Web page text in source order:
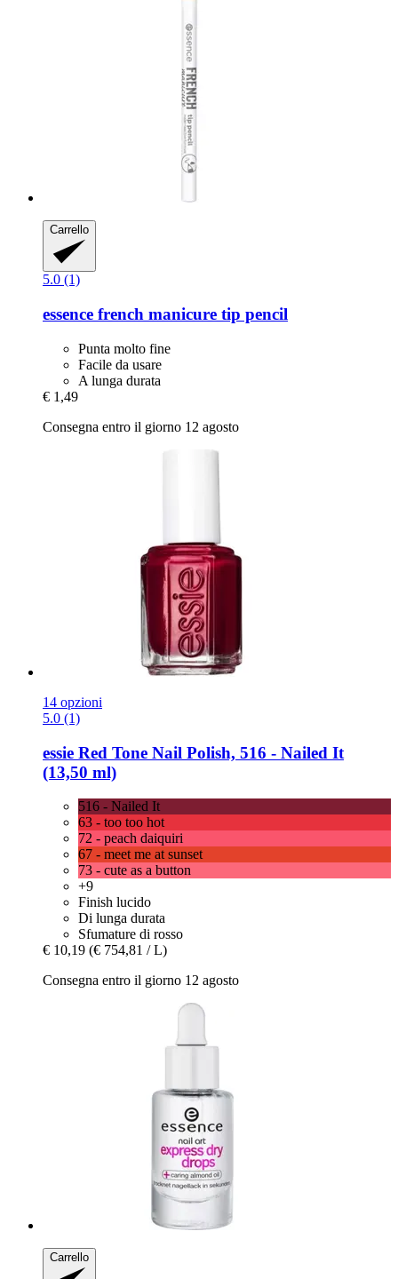
Carrello
5.0 (1)
essence french manicure tip pencil
Punta molto fine
Facile da usare
A lunga durata
€ 1,49
Consegna entro il giorno 12 agosto
14 opzioni
5.0 (1)
essie Red Tone Nail Polish, 516 -​ Nailed It
(13,50 ml)
516 - Nailed It
63 - too too hot
72 - peach daiquiri
67 - meet me at sunset
73 - cute as a button
+9
Finish lucido
Di lunga durata
Sfumature di rosso
€ 10,19 (€ 754,81 / L)
Consegna entro il giorno 12 agosto
Carrello